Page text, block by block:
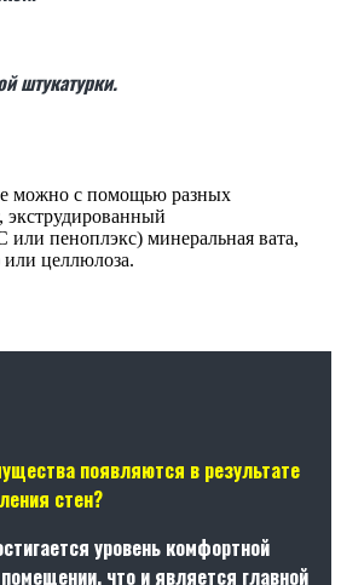
штукатурки.
можно с помощью разных
экструдированный
пеноплэкс) минеральная вата,
целлюлоза.
появляются в результате
стен?
уровень комфортной
что и является главной